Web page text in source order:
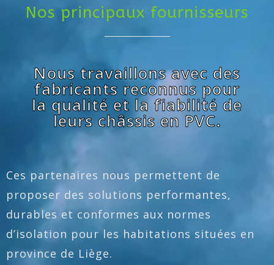
Nos principaux fournisseurs
Nous travaillons avec des
fabricants reconnus pour
la qualité et la fiabilité de
leurs châssis en PVC.
Ces partenaires nous permettent de
proposer des solutions performantes,
durables et conformes aux normes
d’isolation pour les habitations situées en
province de Liège.